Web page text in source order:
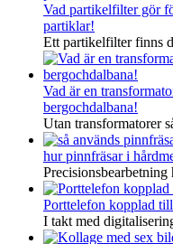
Vad partikelfilter gör
partiklar!
Ett partikelfilter finns
Vad är en
bergochdalbana!
Utan transformatorer
hur pinnfräsar i
Precisionsbearbetning
Porttelefon kopplad
I takt med